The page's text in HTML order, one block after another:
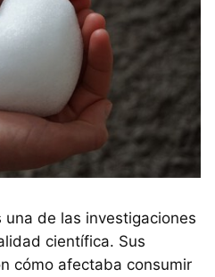
una de las investigaciones
científica. Sus
cómo afectaba consumir